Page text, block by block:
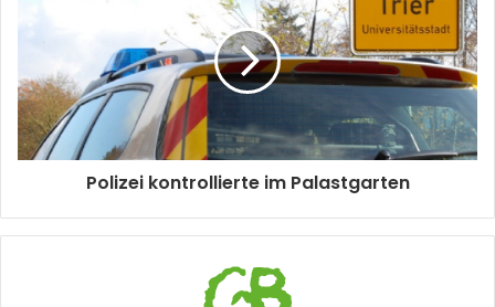
Polizei kontrollierte im Palastgarten